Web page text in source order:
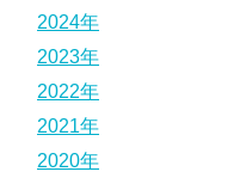
2024年
2023年
2022年
2021年
2020年